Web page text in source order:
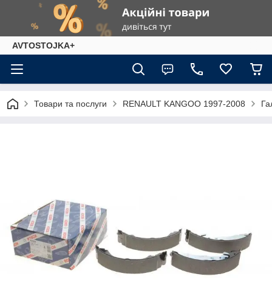
AVTOSTOJKA+
Товари та послуги RENAULT KANGOO 1997-2008